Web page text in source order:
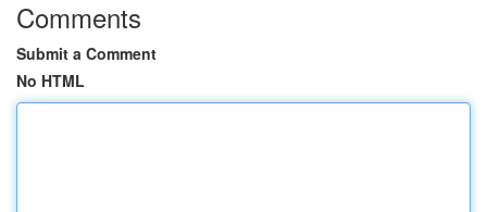
Comments
Submit a Comment
No HTML